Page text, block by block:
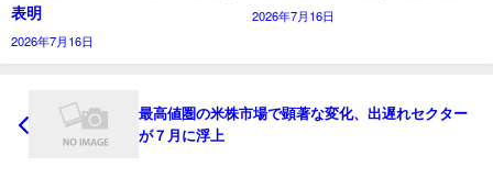
表明
2026年7月16日
2026年7月16日
最高値圏の米株市場で顕著な変化、出遅れセクター
が７月に浮上